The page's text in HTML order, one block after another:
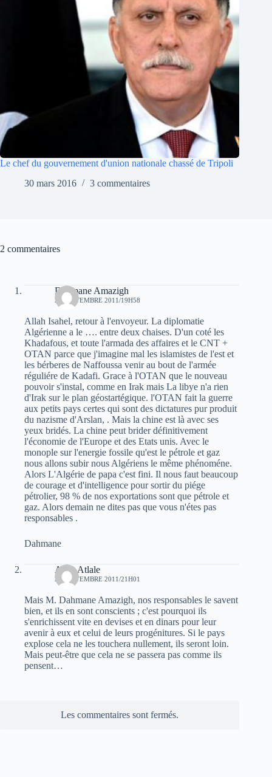
Le chef du gouvernement d'union nationale chassé de Tripoli
30 mars 2016
3 commentaires
2 commentaires
Dahmane Amazigh
27 SEPTEMBRE 2011/19H58
Allah Isahel, retour à l'envoyeur. La diplomatie
Algérienne a le …. entre deux chaises. D'un coté les
Khadafous, et toute l'armada des affaires et le CNT +
OTAN parce que j'imagine mal les islamistes de l'est et
les bérberes de Naffoussa venir au bout de l'armée
réguliére de Kadafi. Grace à l'OTAN que le nouveau
pouvoir s'instal, comme en Irak mais La libye n'a rien
d'Irak sur le plan géostartégique. l'OTAN fait la guerre
aux petits pays certes qui sont des dictatures pur produit
du nazisme d'Arslan, . Mais la chine est là avec ses
yeux bridés. La chine peut brider définitivement
l'économie de l'Europe et des Etats unis. Avec le
monople sur l'energie fossile qu'est le pétrole et gaz
nous allons subir nous Algériens le même phénoméne.
Alors L'Algérie de papa c'est fini. Il nous faut beaucoup
de courage et d'intelligence pour sortir du piége
pétrolier, 98 % de nos exportations sont que pétrole et
gaz. Alors demain ne dites pas que vous n'étes pas
responsables .
Dahmane
Atala Atlale
28 SEPTEMBRE 2011/21H01
Mais M. Dahmane Amazigh, nos responsables le savent
bien, et ils en sont conscients ; c'est pourquoi ils
s'enrichissent vite en devises et en dinars pour leur
avenir à eux et celui de leurs progénitures. Si le pays
explose cela ne les touchera nullement, ils seront loin.
Mais peut-être que cela ne se passera pas comme ils
pensent…
Les commentaires sont fermés.